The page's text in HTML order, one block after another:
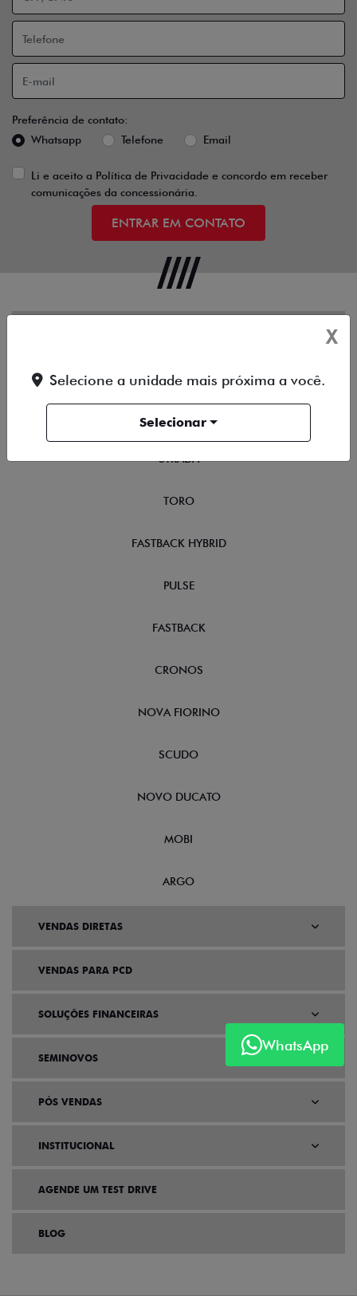
Preferência de contato:
Whatsapp
Telefone Email
Li e aceito a Política de Privacidade e concordo em receber
comunicações da concessionária.
ENTRAR EM CONTATO
WhatsApp
NOVOS
TITANO
STRADA
TORO
FASTBACK HYBRID
PULSE
FASTBACK
CRONOS
NOVA FIORINO
SCUDO
NOVO DUCATO
MOBI
ARGO
VENDAS DIRETAS
VENDAS PARA PCD
SOLUÇÕES FINANCEIRAS
SEMINOVOS
PÓS VENDAS
INSTITUCIONAL
AGENDE UM TEST DRIVE
BLOG
X
Selecione a unidade mais próxima a você.
Selecionar